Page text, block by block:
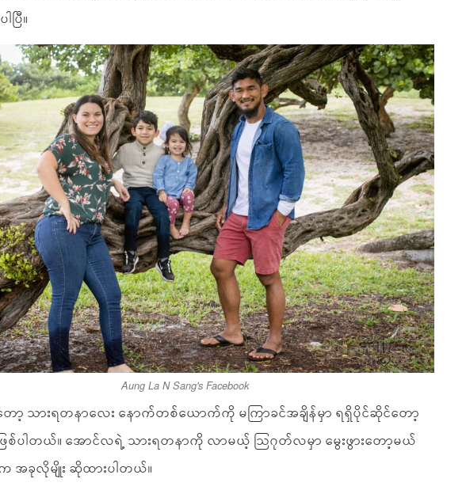
ပြီ။
Aung La N Sang's Facebook
ာ့ သားရတနာလေး နောက်တစ်ယောက်ကို မကြာခင်အချိန်မှာ ရရှိပိုင်ဆိုင်တော့
စ်ပါတယ်။ အောင်လရဲ့ သားရတနာကို လာမယ့် သြဂုတ်လမှာ မွေးဖွားတော့မယ်
အခုလိုမျိုး ဆိုထားပါတယ်။